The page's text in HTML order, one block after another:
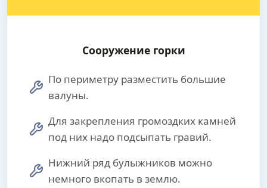
Сооружение горки
По периметру разместить большие
валуны.
Для закрепления громоздких камней
под них надо подсыпать гравий.
Нижний ряд булыжников можно
немного вкопать в землю.